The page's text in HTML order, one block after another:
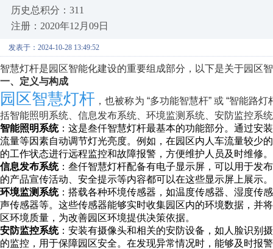
历史总积分：311
注册：2020年12月09日
发表于：2024-10-28 13:49:52
智慧灯杆是园区智能化建设的重要组成部分，以下是关于园区
一、定义与构成
园区智慧灯杆 ，也被称为 “多功能智慧杆” 或 “智能路
括智能照明系统、信息发布系统、环境监测系统、安防监控系
智能照明系统：这是叁仟智慧灯杆最基本的功能部分。通过安
流量等因素自动调节灯光亮度。例如，在园区内人车流量较少
的工作状态进行远程监控和故障报警，方便维护人员及时维修。
信息发布系统：叁仟智慧灯杆配备有电子显示屏，可以用于发
的产品宣传活动、安全提示等内容都可以在这些显示屏上展示。
环境监测系统：搭载各种环境传感器，如温度传感器、湿度传
声传感器等。这些传感器能够实时收集园区内的环境数据，并
区环境质量，为改善园区环境提供决策依据。
安防监控系统：安装有摄像头和相关的安防设备，如人脸识别
的监控，用于保障园区安全。在发现异常情况时，能够及时报